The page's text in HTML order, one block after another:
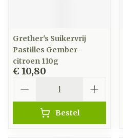
Grether's Suikervrij
Pastilles Gember-
citroen 110g
€ 10,80
Bestel